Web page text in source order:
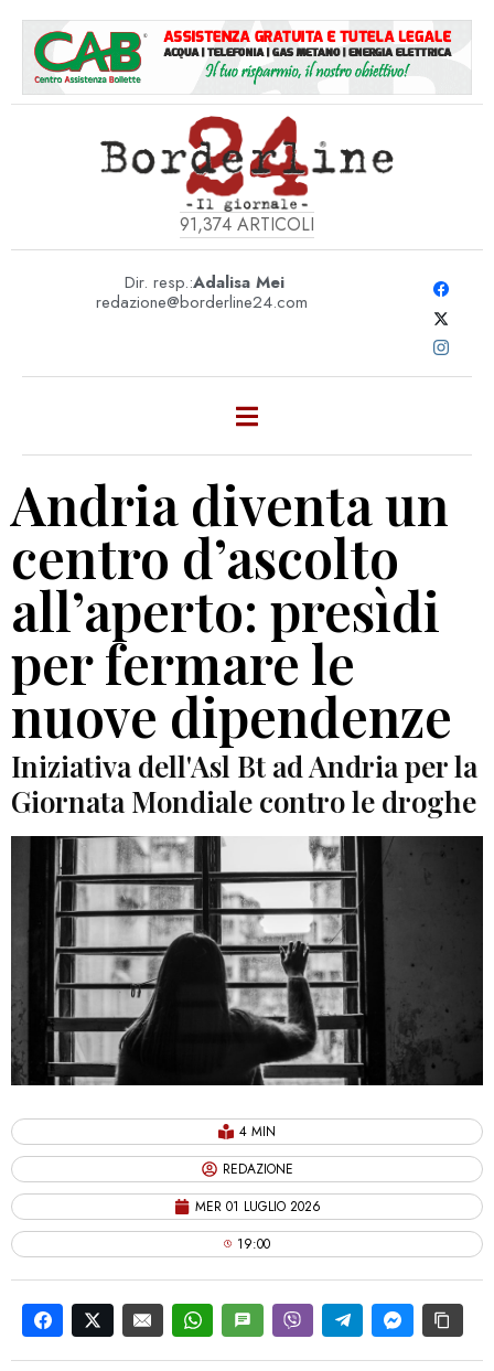
91,374 ARTICOLI
Dir. resp.:Adalisa Mei
redazione@borderline24.com
Andria diventa un
centro d’ascolto
all’aperto: presìdi
per fermare le
nuove dipendenze
Iniziativa dell'Asl Bt ad Andria per la
Giornata Mondiale contro le droghe
4 MIN
REDAZIONE
MER 01 LUGLIO 2026
19:00